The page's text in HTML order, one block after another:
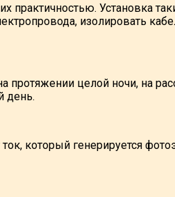
практичностью. Установка
изолировать
протяжении целой ночи, на
день.
который генерируется